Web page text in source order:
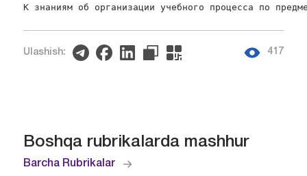
К знаниям об организации учебного процесса по
Ulashish: 417
Boshqa rubrikalarda mashhur
Barcha Rubrikalar